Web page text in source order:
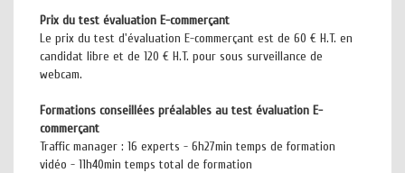
Prix du test évaluation E-commerçant
Le prix du test d'évaluation E-commerçant est de 60 € H.T. en
candidat libre et de 120 € H.T. pour sous surveillance de
webcam.
Formations conseillées préalables au test évaluation E-
commerçant
Traffic manager : 16 experts - 6h27min temps de formation
vidéo - 11h40min temps total de formation